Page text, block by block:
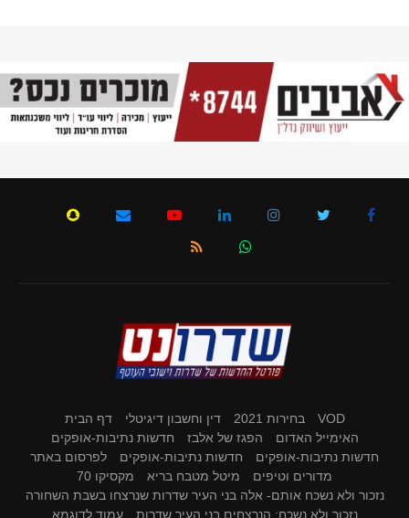
VOD בחירות 2021 דין וחשבון דיגיטלי
דף הבית
האימייל האדום
הפגז של אלבז
חדשות נתיבות-אופקים
חדשות נתיבות-אופקים
חדשות נתיבות-אופקים
לפרסום באתר
מדורים וטיפים
מיטל מטבח בריא
מקסיקו 70
נזכור ולא נשכח אותם- אלה בני העיר שדרות שנרצחו בשבת השחורה
נזכור ולא נשכח: הנרצחים בני העיר שדרות
עמוד לדוגמא